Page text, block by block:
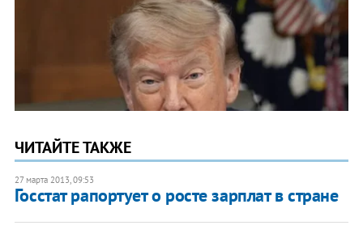
ЧИТАЙТЕ ТАКЖЕ
27 марта 2013, 09:53
Госстат рапортует о росте зарплат в стране